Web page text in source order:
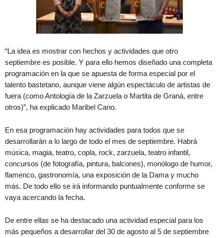
“La idea es mostrar con hechos y actividades que otro
septiembre es posible. Y para ello hemos diseñado una completa
programación en la que se apuesta de forma especial por el
talento bastetano, aunque viene algún espectáculo de artistas de
fuera (como Antología de la Zarzuela o Martita de Graná, entre
otros)”, ha explicado Maribel Cano.
En esa programación hay actividades para todos que se
desarrollarán a lo largo de todo el mes de septiembre. Habrá
música, magia, teatro, copla, rock, zarzuela, teatro infantil,
concursos (de fotografía, pintura, balcones), monólogo de humor,
flamenco, gastronomía, una exposición de la Dama y mucho
más. De todo ello se irá informando puntualmente conforme se
vaya acercando la fecha.
De entre ellas se ha destacado una actividad especial para los
más pequeños a desarrollar del 30 de agosto al 5 de septiembre